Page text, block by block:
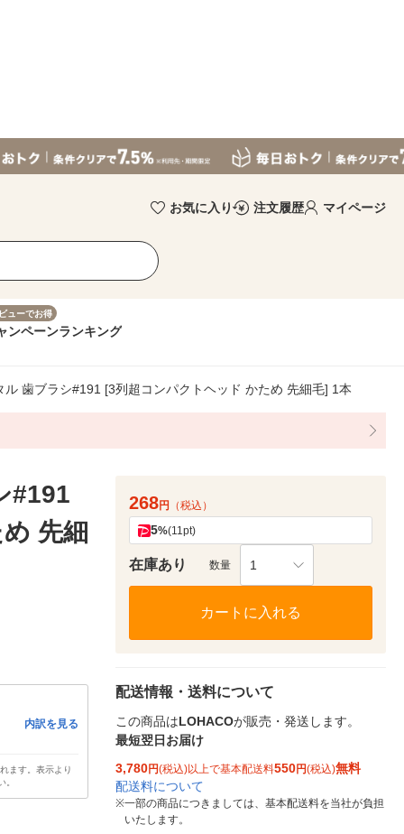
お気に入り 注文履歴 マイページ
ューでお得
ンペーンランキング
ル 歯ブラシ#191 [3列超コンパクトヘッド かため 先細毛] 1本
#191
先細
内訳を見る
ます。表示より
。
268円 （税込）
5%(11pt)
在庫あり 数量 1
カートに入れる
配送情報・送料について
この商品はLOHACOが販売・発送します。
最短翌日お届け
3,780円(税込)以上で基本配送料550円(税込)無料
配送料について
※一部の商品につきましては、基本配送料を当社が負担
いたします。